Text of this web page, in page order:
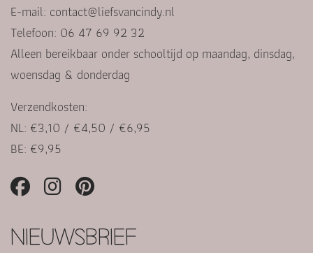
E-mail: contact@liefsvancindy.nl
Telefoon: 06 47 69 92 32
Alleen bereikbaar onder schooltijd op maandag, dinsdag,
woensdag & donderdag
Verzendkosten:
NL: €3,10 / €4,50 / €6,95
BE: €9,95
NIEUWSBRIEF